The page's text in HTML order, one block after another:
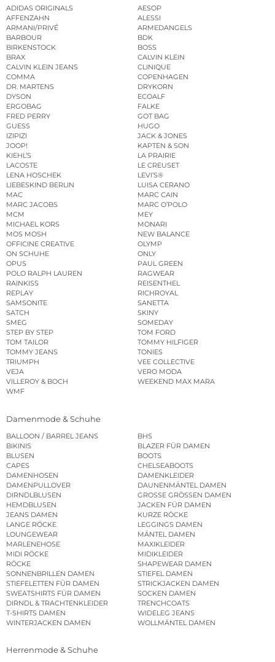
ADIDAS ORIGINALS
AESOP
AFFENZAHN
ALESSI
ARMANI/PRIVÉ
ARMEDANGELS
BARBOUR
BDK
BIRKENSTOCK
BOSS
BRAX
CALVIN KLEIN
CALVIN KLEIN JEANS
CLINIQUE
COMMA
COPENHAGEN
DR. MARTENS
DRYKORN
DYSON
ECOALF
ERGOBAG
FALKE
FRED PERRY
GOT BAG
GUESS
HUGO
IZIPIZI
JACK & JONES
JOOP!
KAPTEN & SON
KIEHL’S
LA PRAIRIE
LACOSTE
LE CREUSET
LENA HOSCHEK
LEVI’S®
LIEBESKIND BERLIN
LUISA CERANO
MAC
MARC CAIN
MARC JACOBS
MARC O’POLO
MCM
MEY
MICHAEL KORS
MONARI
MOS MOSH
NEW BALANCE
OFFICINE CREATIVE
OLYMP
ON SCHUHE
ONLY
OPUS
PAUL GREEN
POLO RALPH LAUREN
RAGWEAR
RAINKISS
REISENTHEL
REPLAY
RICHROYAL
SAMSONITE
SANETTA
SATCH
SKINY
SMEG
SOMEDAY
STEP BY STEP
TOM FORD
TOM TAILOR
TOMMY HILFIGER
TOMMY JEANS
TONIES
TRIUMPH
VEE COLLECTIVE
VEJA
VERO MODA
VILLEROY & BOCH
WEEKEND MAX MARA
WMF
Damenmode & Schuhe
BALLOON / BARREL JEANS
BHS
BIKINIS
BLAZER FÜR DAMEN
BLUSEN
BOOTS
CAPES
CHELSEABOOTS
DAMENHOSEN
DAMENKLEIDER
DAMENPULLOVER
DAUNENMÄNTEL DAMEN
DIRNDLBLUSEN
GROSSE GRÖSSEN DAMEN
HEMDBLUSEN
JACKEN FÜR DAMEN
JEANS DAMEN
KURZE RÖCKE
LANGE RÖCKE
LEGGINGS DAMEN
LOUNGEWEAR
MÄNTEL DAMEN
MARLENEHOSE
MAXIKLEIDER
MIDI RÖCKE
MIDIKLEIDER
RÖCKE
SHAPEWEAR DAMEN
SONNENBRILLEN DAMEN
STIEFEL DAMEN
STIEFELETTEN FÜR DAMEN
STRICKJACKEN DAMEN
SWEATSHIRTS FÜR DAMEN
SOCKEN DAMEN
DIRNDL & TRACHTENKLEIDER
TRENCHCOATS
T-SHIRTS DAMEN
WIDELEG JEANS
WINTERJACKEN DAMEN
WOLLMÄNTEL DAMEN
Herrenmode & Schuhe